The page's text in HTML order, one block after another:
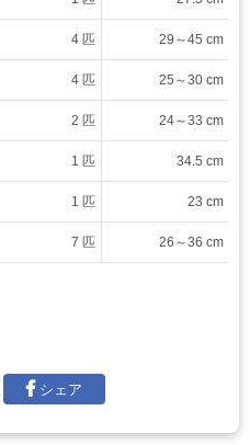
4 匹 29～45 cm
4 匹 25～30 cm
2 匹 24～33 cm
1 匹 34.5 cm
1 匹 23 cm
7 匹 26～36 cm
シェア